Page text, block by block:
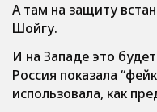
А там на защиту
Шойгу.
И на Западе это
Россия показала
использовала, как